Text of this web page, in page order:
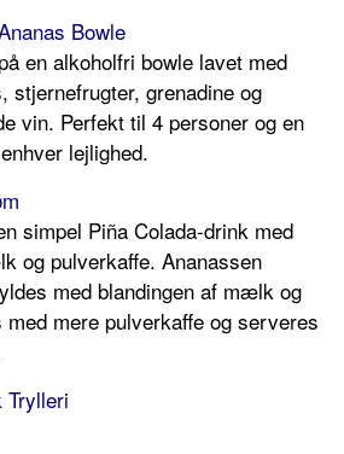
Bowle
en alkoholfri bowle lavet med
stjernefrugter, grenadine og
vin. Perfekt til 4 personer og en
lejlighed.
simpel Piña Colada-drink med
og pulverkaffe. Ananassen
med blandingen af mælk og
mere pulverkaffe og serveres
Trylleri